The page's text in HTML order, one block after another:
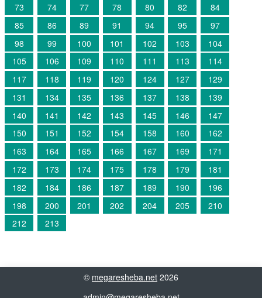
73
74 77 78 80 82
84
85
86 89 91 94 95
97
98
99 100 101 102 103
104
105
106 109 110 111 113
114
117
118 119 120 124 127
129
131
134 135 136 137 138
139
140
141 142 143 145 146
147
150
151 152 154 158 160
162
163
164 165 166 167 169
171
172
173 174 175 178 179
181
182
184 186 187 189 190
196
198
200 201 202 204 205
210
212
213
© megaresheba.net 2026